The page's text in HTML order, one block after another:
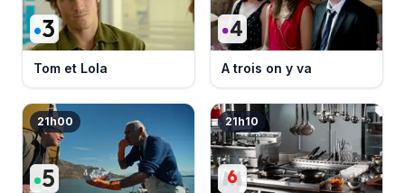
Tom et Lola A trois on y va
21h00 21h10